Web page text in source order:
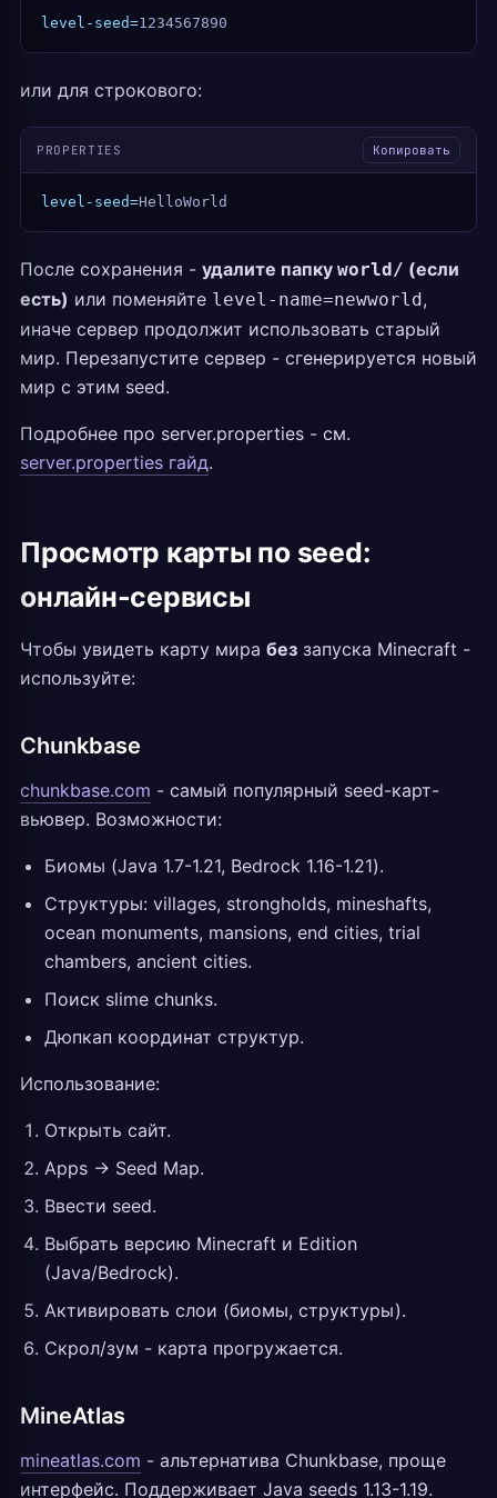
level-seed=1234567890
или для строкового:
PROPERTIES Копировать
level-seed=HelloWorld
После сохранения - удалите папку world/ (если
есть) или поменяйте level-name=newworld,
иначе сервер продолжит использовать старый
мир. Перезапустите сервер - сгенерируется новый
мир с этим seed.
Подробнее про server.properties - см.
server.properties гайд.
Просмотр карты по seed:
онлайн-сервисы
Чтобы увидеть карту мира без запуска Minecraft -
используйте:
Chunkbase
chunkbase.com - самый популярный seed-карт-
вьювер. Возможности:
Биомы (Java 1.7-1.21, Bedrock 1.16-1.21).
Структуры: villages, strongholds, mineshafts,
ocean monuments, mansions, end cities, trial
chambers, ancient cities.
Поиск slime chunks.
Дюпкап координат структур.
Использование:
Открыть сайт.
Apps -> Seed Map.
Ввести seed.
Выбрать версию Minecraft и Edition
(Java/Bedrock).
Активировать слои (биомы, структуры).
Скрол/зум - карта прогружается.
MineAtlas
mineatlas.com - альтернатива Chunkbase, проще
интерфейс. Поддерживает Java seeds 1.13-1.19.